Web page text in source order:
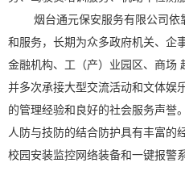
烟台通元保安服务有限公司依
和服务，长期为众多政府机关、企
金融机构、工（产）业园区、商场
并多次承接大型交流活动和文体娱
的管理经验和良好的社会服务声誉
人防与技防的结合防护具有丰富的
校园安装监控网络装备和一键报警